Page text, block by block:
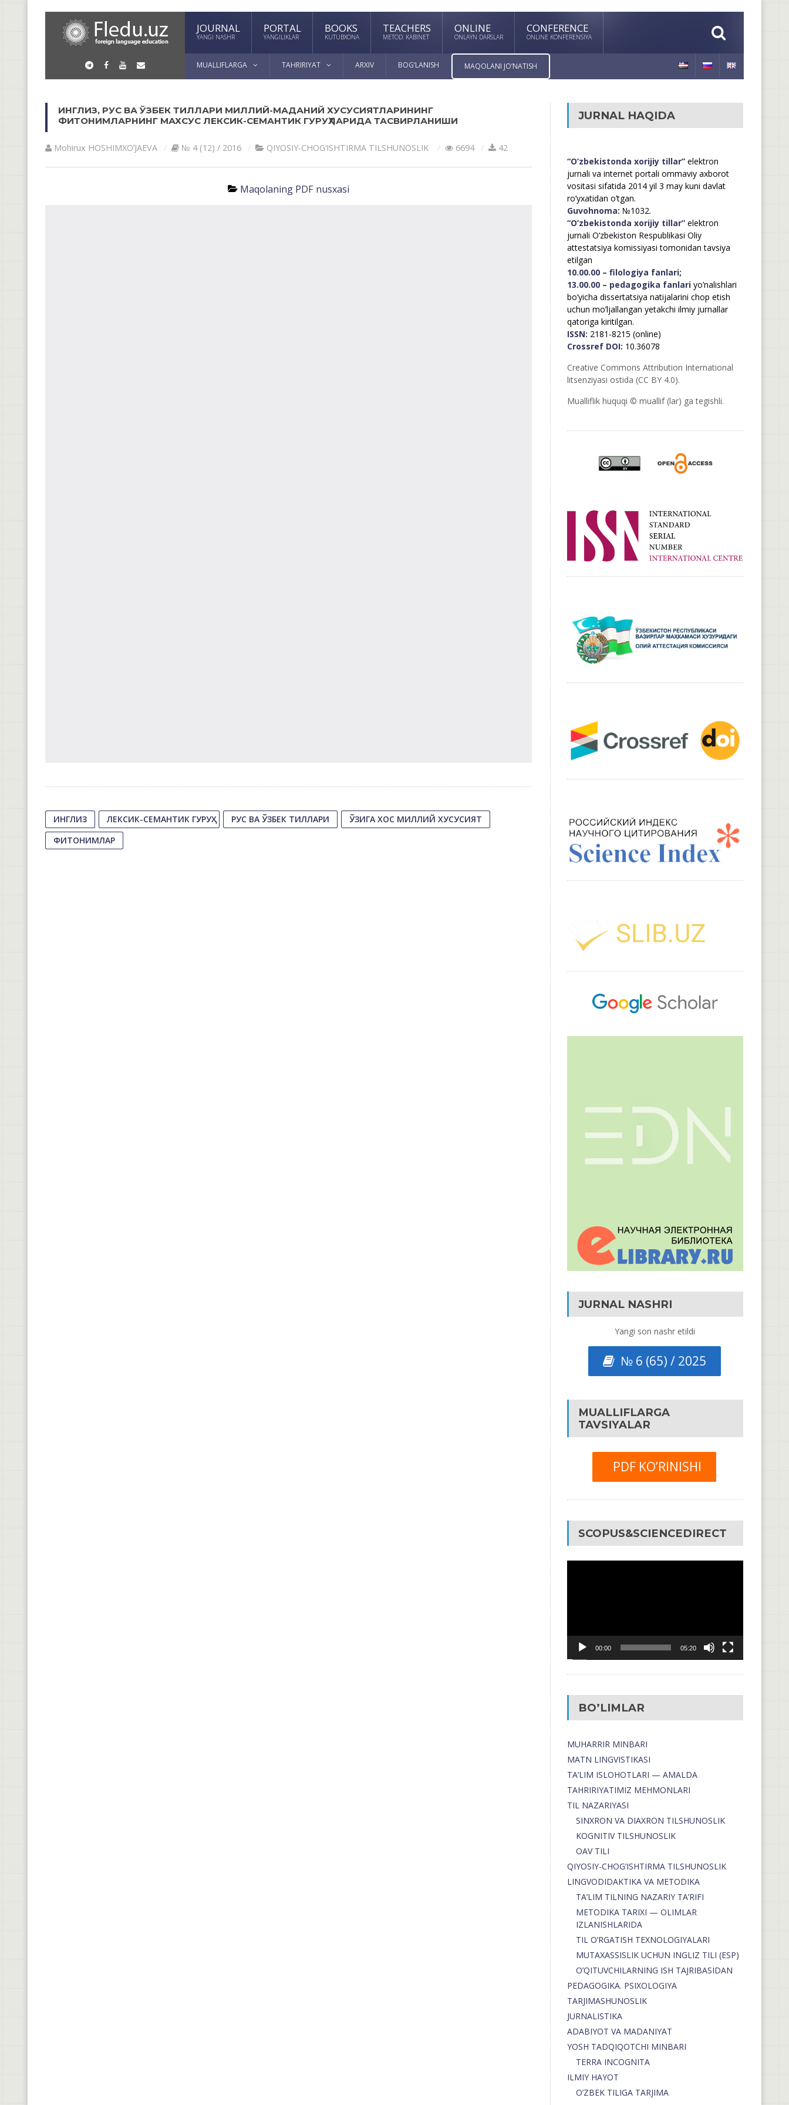
JOURNAL
YANGI NASHR
PORTAL
YANGILIKLAR
BOOKS
KUTUBXONA
TEACHERS
METOD. KABINET
ONLINE
ONLAYN DARSLAR
CONFERENCE
ONLINE KONFERENSIYA
MUALLIFLARGA TAHRIRIYAT ARXIV BOG’LANISH MAQOLANI JO’NATISH
ИНГЛИЗ, РУС ВА ЎЗБЕК ТИЛЛАРИ МИЛЛИЙ-МАДАНИЙ ХУСУСИЯТЛАРИНИНГ
ФИТОНИМЛАРНИНГ МАХСУС ЛЕКСИК-СЕМАНТИК ГУРУҲЛАРИДА ТАСВИРЛАНИШИ
Mohirux HOSHIMXOʼJАEVА № 4 (12) / 2016 QIYOSIY-CHOG‘ISHTIRMA TILSHUNOSLIK 6694 42
Maqolaning PDF nusxasi
ИНГЛИЗ ЛЕКСИК-СЕМАНТИК ГУРУҲ РУС ВА ЎЗБЕК ТИЛЛАРИ
ЎЗИГА ХОС МИЛЛИЙ ХУСУСИЯТ
ФИТОНИМЛАР
JURNAL HAQIDA
“O’zbekistonda xorijiy tillar”elektron
jurnali va internet portali ommaviy axborot
vositasi sifatida 2014 yil 3 may kuni davlat
ro’yxatidan o’tgan.
Guvohnoma: №1032.
“O’zbekistonda xorijiy tillar”elektron
jurnali O’zbekiston Respublikasi Oliy
attestatsiya komissiyasi tomonidan tavsiya
etilgan
10.00.00 – filologiya fanlari;
13.00.00 – pedagogika fanlariyo’nalishlari
bo’yicha dissertatsiya natijalarini chop etish
uchun mo’ljallangan yetakchi ilmiy jurnallar
qatoriga kiritilgan.
ISSN: 2181-8215 (online)
Crossref DOI: 10.36078
Creative Commons Attribution International
litsenziyasi ostida (CC BY 4.0).
Mualliflik huquqi © muallif (lar) ga tegishli.
JURNAL NASHRI
Yangi son nashr etildi
№ 6 (65) / 2025
MUALLIFLARGA
TAVSIYALAR
PDF KO’RINISHI
SCOPUS&SCIENCEDIRECT
00:00 05:20
BO’LIMLAR
MUHARRIR MINBARI
MATN LINGVISTIKASI
TA’LIM ISLOHOTLARI — AMALDA
TAHRIRIYATIMIZ MEHMONLARI
TIL NAZARIYASI
SINXRON VA DIAXRON TILSHUNOSLIK
KOGNITIV TILSHUNOSLIK
OAV TILI
QIYOSIY-CHOG‘ISHTIRMA TILSHUNOSLIK
LINGVODIDAKTIKA VA METODIKA
TA’LIM TILNING NAZARIY TA’RIFI
METODIKA TARIXI — OLIMLAR
IZLANISHLARIDA
TIL O’RGATISH TEXNOLOGIYALARI
MUTAXASSISLIK UCHUN INGLIZ TILI (ESP)
O’QITUVCHILARNING ISH TAJRIBASIDAN
PEDAGOGIKA. PSIXOLOGIYA
TARJIMASHUNOSLIK
JURNALISTIKA
ADABIYOT VA MADANIYAT
YOSH TADQIQOTCHI MINBARI
TERRA INCOGNITA
ILMIY HAYOT
O’ZBEK TILIGA TARJIMA